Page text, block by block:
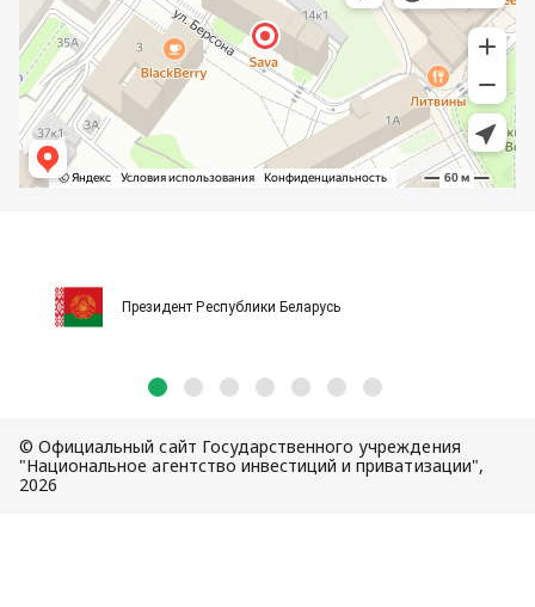
Президент Республики Беларусь
© Официальный сайт Государственного учреждения
"Национальное агентство инвестиций и приватизации",
2026